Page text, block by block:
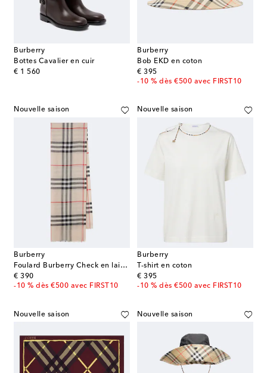
Burberry
Bottes Cavalier en cuir
€ 1 560
original price
Burberry
Bob EKD en coton
€ 395
original price
-10 % dès €500 avec FIRST10
Nouvelle saison
Burberry
Foulard Burberry Check en laine et soie
€ 390
original price
-10 % dès €500 avec FIRST10
Nouvelle saison
Burberry
T-shirt en coton
€ 395
original price
-10 % dès €500 avec FIRST10
Nouvelle saison Nouvelle saison